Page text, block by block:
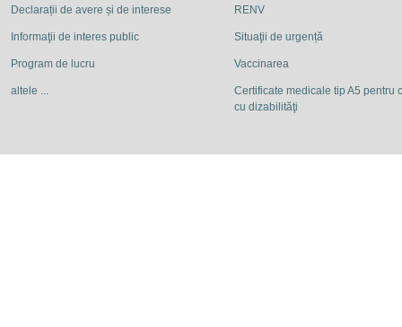
Declarații de avere și de interese
Informaţii de interes public
Program de lucru
altele ...
RENV
Situaţii de urgență
Vaccinarea
Certificate medicale tip A5 pentru
cu dizabilităţi